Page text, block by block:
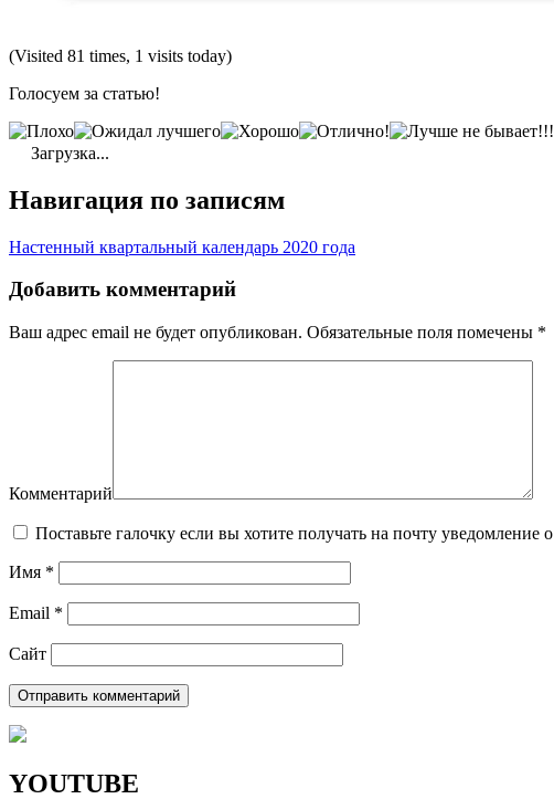
(Visited 81 times, 1 visits today)
Голосуем за статью!
Загрузка...
Навигация по записям
Настенный квартальный календарь 2020 года
Добавить комментарий
Ваш адрес email не будет опубликован. Обязательные поля помечены *
Комментарий
Поставьте галочку если вы хотите получать на почту
Имя *
Email *
Сайт
YOUTUBE